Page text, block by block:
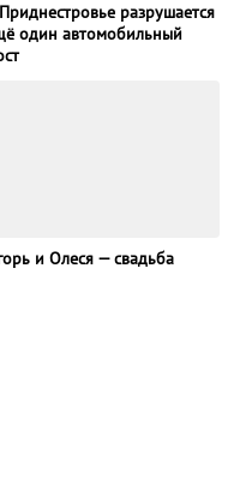
разрушается
один автомобильный
и Олеся — свадьба